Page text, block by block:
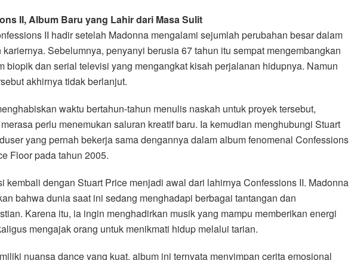
II, Album Baru yang Lahir dari Masa Sulit
II hadir setelah Madonna mengalami sejumlah perubahan besar dalam
kariernya. Sebelumnya, penyanyi berusia 67 tahun itu sempat mengembangkan
biopik dan serial televisi yang mengangkat kisah perjalanan hidupnya. Namun
akhirnya tidak berlanjut.
waktu bertahun-tahun menulis naskah untuk proyek tersebut,
perlu menemukan saluran kreatif baru. Ia kemudian menghubungi Stuart
yang pernah bekerja sama dengannya dalam album fenomenal Confessions
Floor pada tahun 2005.
kembali dengan Stuart Price menjadi awal dari lahirnya Confessions II. Madonna
bahwa dunia saat ini sedang menghadapi berbagai tantangan dan
Karena itu, ia ingin menghadirkan musik yang mampu memberikan energi
mengajak orang untuk menikmati hidup melalui tarian.
nuansa dance yang kuat, album ini ternyata menyimpan cerita emosional